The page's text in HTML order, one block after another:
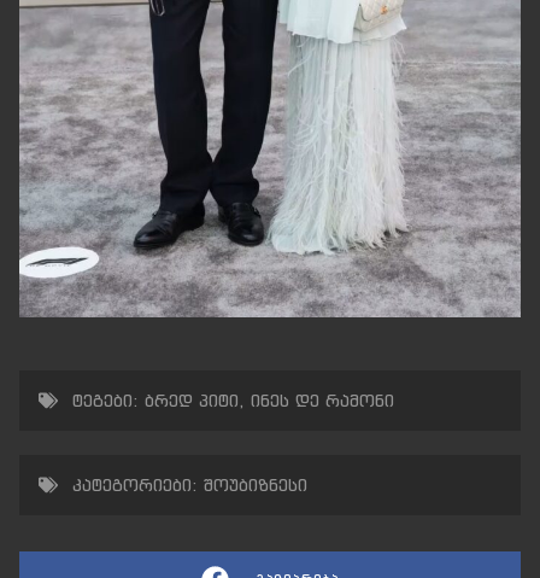
ტეგები: ბრედ პიტი, ინეს დე რამონი
კატეგორიები: შოუბიზნესი